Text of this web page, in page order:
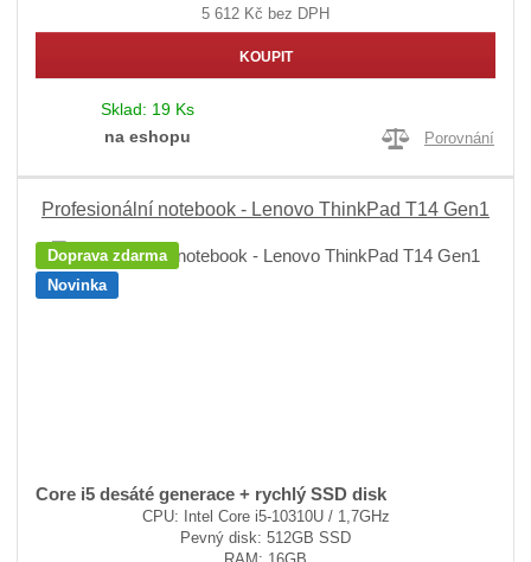
5 612 Kč bez DPH
KOUPIT
Sklad: 19 Ks
na eshopu
Porovnání
Profesionální notebook - Lenovo ThinkPad T14 Gen1
Doprava zdarma
Novinka
Core i5 desáté generace + rychlý SSD disk
CPU: Intel Core i5-10310U / 1,7GHz
Pevný disk: 512GB SSD